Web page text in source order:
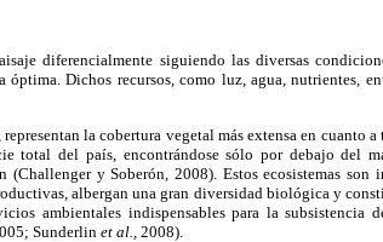
diferencialmente siguiendo las diversas
óptima. Dichos recursos, como luz, agua, nutrientes,
la cobertura vegetal más extensa en cuanto
total del país, encontrándose sólo por debajo del
y Soberón, 2008). Estos ecosistemas son
albergan una gran diversidad biológica y
ambientales indispensables para la subsistencia
Sunderlin et al., 2008).